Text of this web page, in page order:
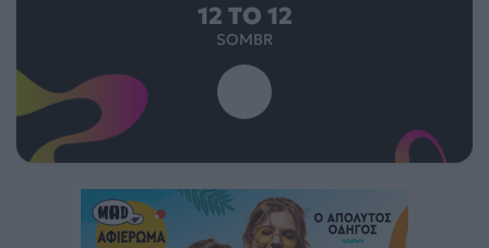
12 TO 12
SOMBR